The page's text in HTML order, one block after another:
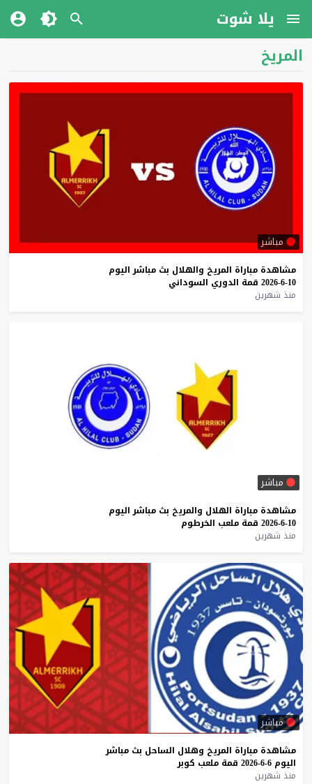
يلا شوت
المريخ
مباشر
مشاهدة مباراة المريخ والهلال بث مباشر اليوم
10-6-2026
قمة الدوري السوداني
منذ شهرين
مباشر
مشاهدة مباراة الهلال والمريخ بث مباشر اليوم
10-6-2026
قمة ملعب الخرطوم
منذ شهرين
مباشر
مشاهدة مباراة المريخ وهلال الساحل بث مباشر
اليوم 6-6-2026 قمة ملعب كوبر
منذ شهرين